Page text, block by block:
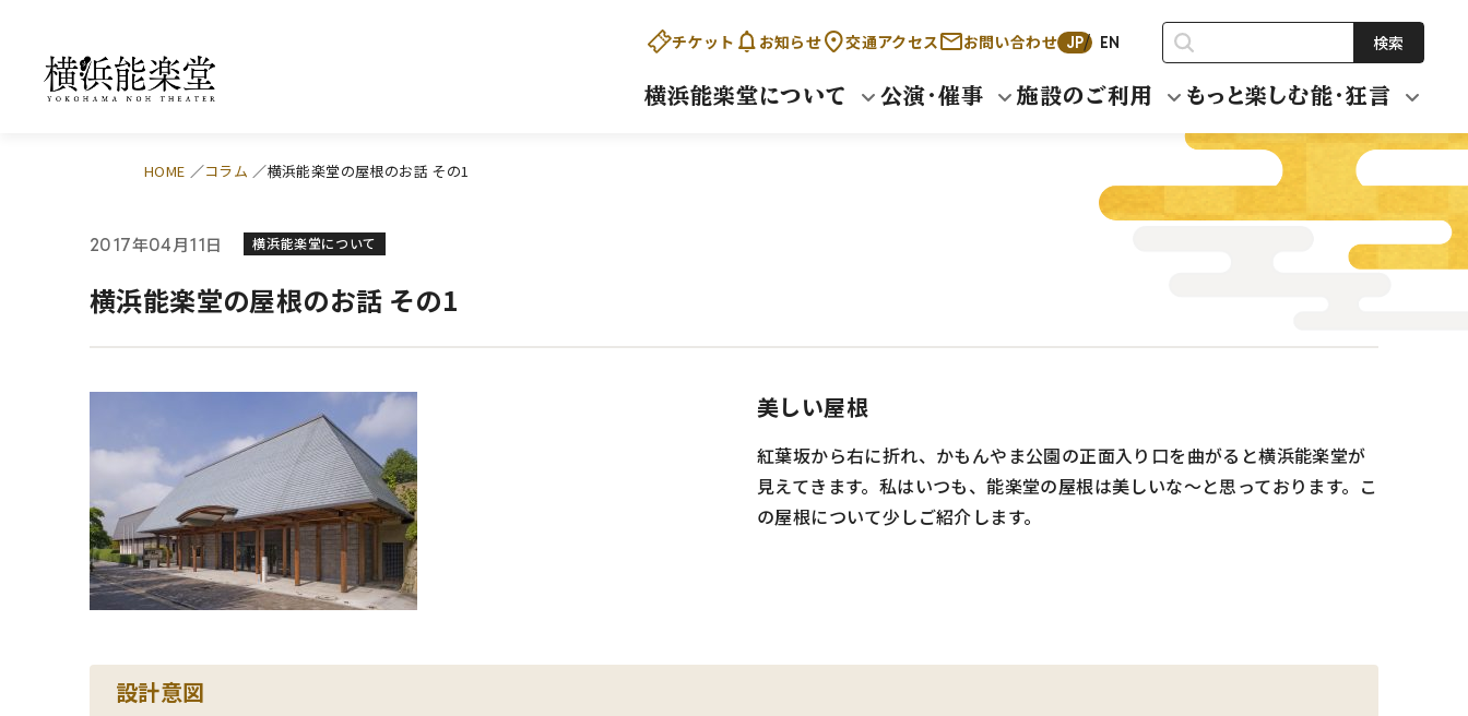
チケット お知らせ 交通アクセス お問い合わせ JP EN 検索
横浜能楽堂について 公演・催事 施設のご利用 もっと楽しむ能・狂言
HOME コラム 横浜能楽堂の屋根のお話 その1
2017年04月11日 横浜能楽堂について
横浜能楽堂の屋根のお話 その1
美しい屋根
紅葉坂から右に折れ、かもんやま公園の正面入り口を曲がると横浜能楽堂が
見えてきます。私はいつも、能楽堂の屋根は美しいな～と思っております。こ
の屋根について少しご紹介します。
設計意図